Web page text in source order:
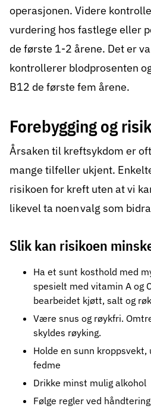
operasjonen. Videre
vurdering hos fastlege eller
de første 1-2 årene. Det er
kontrollerer blodprosenten
B12 de første fem årene.
Forebygging og
Årsaken til kreftsykdom er
mange tilfeller ukjent.
risikoen for kreft uten at vi
likevel ta noenvalg som
Slik kan risikoen
Ha et sunt kosthold med
spesielt med vitamin A og
bearbeidet kjøtt, salt og
Være snus og røykfri.
skyldes røyking.
Holde en sunn kroppsvekt,
fedme
Drikke minst mulig alkohol
Følge regler ved